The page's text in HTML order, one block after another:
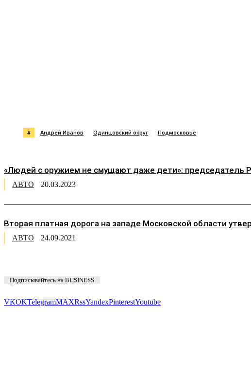
# Андрей Иванов Одинцовский округ Подмосковье
«Людей с оружием не смущают даже дети»: председатель
АВТО 20.03.2023
Вторая платная дорога на западе Московской области
АВТО 24.09.2021
Подписывайтесь на BUSINESS
VKOKTelegramMAXRssYandexPinterestYoutube